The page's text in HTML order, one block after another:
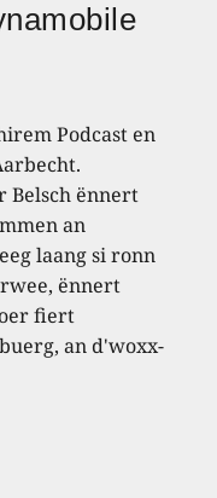
Podcast en
Belsch ënnert
an
laang si ronn
ënnert
fiert
an d'woxx-